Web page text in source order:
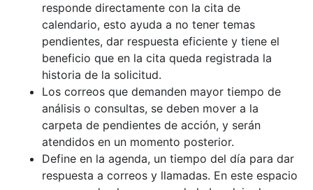
responde directamente con la cita de
calendario, esto ayuda a no tener temas
pendientes, dar respuesta eficiente y tiene el
beneficio que en la cita queda registrada la
historia de la solicitud.
Los correos que demanden mayor tiempo de
análisis o consultas, se deben mover a la
carpeta de pendientes de acción, y serán
atendidos en un momento posterior.
Define en la agenda, un tiempo del día para dar
respuesta a correos y llamadas. En este espacio